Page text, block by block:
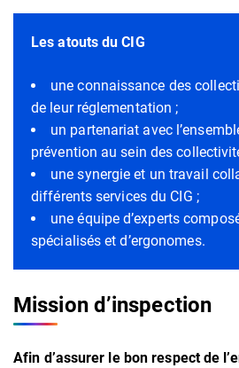
Les atouts du CIG
une connaissance des
de leur réglementation ;
un partenariat avec
prévention au sein des
une synergie et un travail
différents services du CIG ;
une équipe d’experts
spécialisés et d’ergonomes.
Mission d’inspection
Afin d’assurer le bon respect de